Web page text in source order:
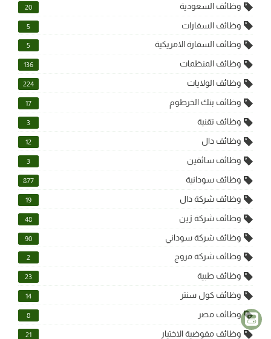
وظائف السعودية 20
وظائف السفارات 5
وظائف السفارة الامريكية 5
وظائف المنظمات 136
وظائف الولايات 224
وظائف بنك الخرطوم 17
وظائف تقنية 3
وظائف دال 12
وظائف سائقين 3
وظائف سودانية 877
وظائف شركة دال 19
وظائف شركة زين 48
وظائف شركة سوداني 90
وظائف شركة مروج 2
وظائف طبية 23
وظائف كول سنتر 14
وظائف مصر 8
وظائف مفوضية الاختيار 21